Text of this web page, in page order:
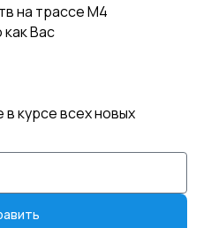
на трассе М4
Вас
курсе всех новых